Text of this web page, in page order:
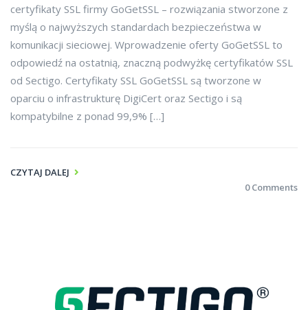
certyfikaty SSL firmy GoGetSSL – rozwiązania stworzone z
myślą o najwyższych standardach bezpieczeństwa w
komunikacji sieciowej. Wprowadzenie oferty GoGetSSL to
odpowiedź na ostatnią, znaczną podwyżkę certyfikatów SSL
od Sectigo. Certyfikaty SSL GoGetSSL są tworzone w
oparciu o infrastrukturę DigiCert oraz Sectigo i są
kompatybilne z ponad 99,9% […]
CZYTAJ DALEJ
0 Comments